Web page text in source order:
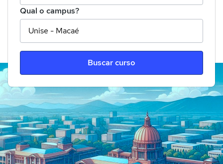
Qual o campus?
Buscar curso